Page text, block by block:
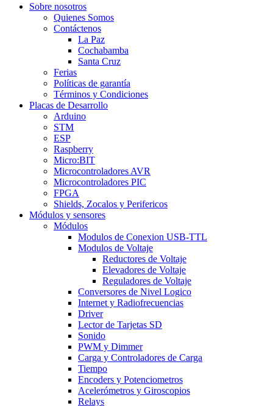
Sobre nosotros
Quienes Somos
Contáctenos
La Paz
Cochabamba
Santa Cruz
Ferias
Políticas de garantía
Términos y Condiciones
Placas de Desarrollo
Arduino
STM
ESP
Raspberry
Micro:BIT
Microcontroladores AVR
Microcontroladores PIC
FPGA
Shields, Zocalos y Perifericos
Módulos y sensores
Módulos
Modulos de Conexion USB-TTL
Modulos de Voltaje
Reductores de Voltaje
Elevadores de Voltaje
Reguladores de Voltaje
Conversores de Nivel Logico
Internet y Radiofrecuencias
Driver
Lector de Tarjetas SD
Sonido
PWM y Dimmer
Carga y Controladores de Carga
Tiempo
Encoders y Potenciometros
Acelerómetros y Giroscopios
Relays